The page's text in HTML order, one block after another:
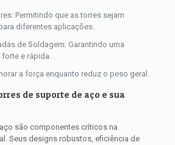
Permitindo que as torres sejam
diferentes aplicações.
de Soldagem: Garantindo uma
e rápida.
a força enquanto reduz o peso geral.
de suporte de aço e sua
são componentes críticos na
Seus designs robustos, eficiência de